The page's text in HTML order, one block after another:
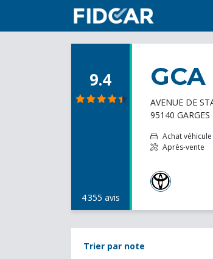
9.4
4 355 avis
AVENUE DE
95140 GARGES
Achat
Après-vente
Trier par note